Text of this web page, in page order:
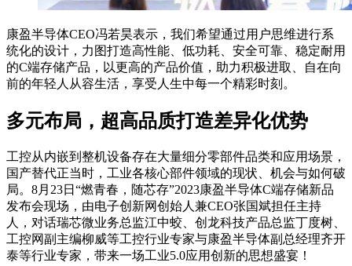
康盈半导体CEO冯若昊表示，我们希望通过用户思维进行系
统化的设计，力图打造高性能、低功耗、安全可靠、稳定耐用
的C端存储产品，以更高的产品价值，助力积极进取、自在向
前的年轻人从容生活，享受人生中每一个精彩时刻。
多元布局，超高品质打造差异化优势
工控从内嵌到整机设备存在大量细分零部件品类和应用场景，
国产替代正当时，工业各核心部件领域的现状、机会与如何破
局。8月23日“燃青春，随芯存”2023康盈半导体C端存储新品
发布会现场，由电子创新网创始人兼CEO张国斌担任主持
人，对话瑞芯微业务总监江中蛟、创龙科技产品总监丁度树、
工控网副主编柳威等工控行业专家与康盈半导体副总经理齐开
泰等行业专家，带来一场工业5.0应用创新的思想盛宴！